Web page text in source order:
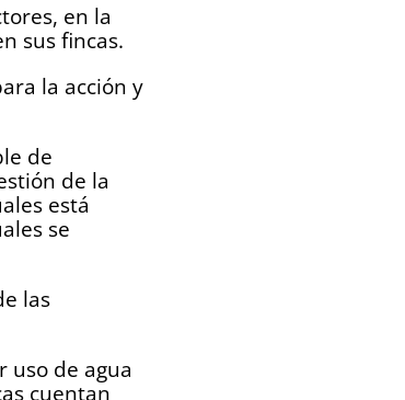
en la
sus fincas.
la acción y
de
de la
está
se
las
uso de agua
cuentan